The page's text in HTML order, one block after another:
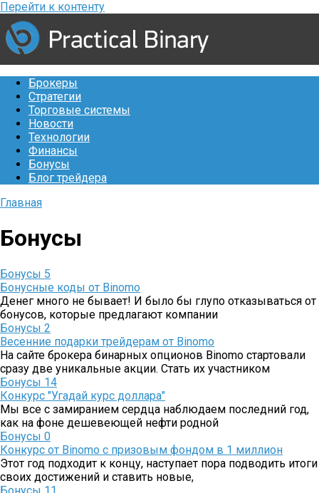
Перейти к контенту
Брокеры
Стратегии
Торговые системы
Новости
Технологии
Финансы
Бонусы
Блог трейдера
Главная
Бонусы
Бонусы 5
Бонусные коды от Binomo
Денег много не бывает! И было бы глупо отказываться от
бонусов, которые предлагают компании
Бонусы 2
Весенние подарки трейдерам от Binomo
На сайте брокера бинарных опционов Binomo стартовали
сразу две уникальные акции. Стать их участником
Бонусы 14
Конкурс "Угадай курс доллара"
Мы все с замиранием сердца наблюдаем последний год,
как на фоне дешевеющей нефти родной
Бонусы 0
Конкурс от Binomo с призовым фондом в 1 миллион
Этот год подходит к концу, наступает пора подводить итоги
своих достижений и ставить новые,